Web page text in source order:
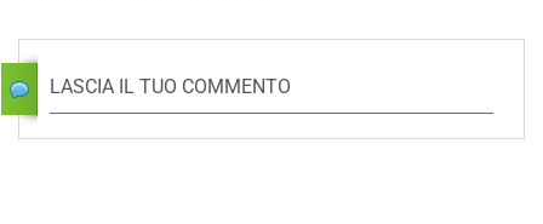
LASCIA IL TUO COMMENTO